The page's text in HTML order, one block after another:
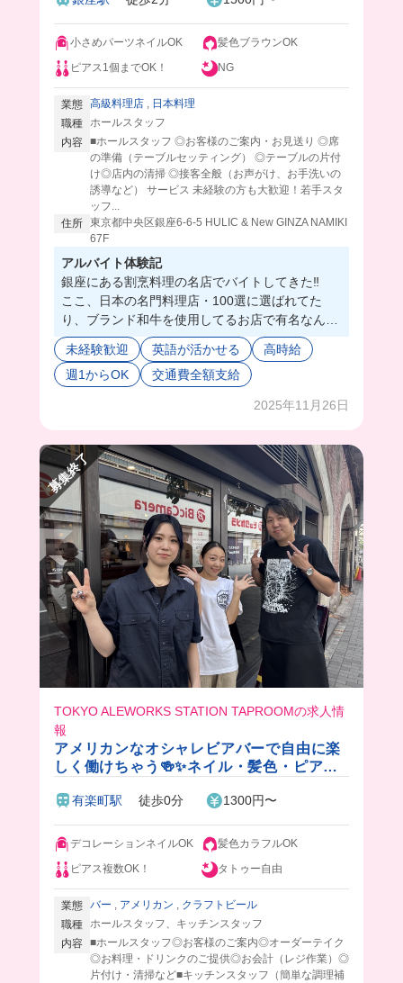
小さめパーツネイルOK
髪色ブラウンOK
ピアス1個までOK！
NG
業態 高級料理店
日本料理
職種
ホールスタッフ
内容 ■ホールスタッフ ◎お客様のご案内・お見送り ◎席
の準備（テーブルセッティング） ◎テーブルの片付
け◎店内の清掃 ◎接客全般（お声がけ、お手洗いの
誘導など） サービス 未経験の方も大歓迎！若手スタ
ッフ...
住所 東京都中央区銀座6-6-5 HULIC & New GINZA NAMIKI
67F
アルバイト体験記
銀座にある割烹料理の名店でバイトしてきた‼️
ここ、日本の名門料理店・100選に選ばれてた
り、ブランド和牛を使用してるお店で有名なんだ
って❣️🤤
店内も高級感あふれる感じで、コースのお客様が
ほとんどだから、落ち着いて接客ができそう🥺
から、初心者さんでも安心して高級店デビューが
まかないは日替わりなんだけど、今回は絶品の丼
が食べれちゃった🤭
みんなも応募してみてね❗️🥰
未経験歓迎 英語が活かせる
高時給
週1からOK
交通費全額支給
2025年11月26日
募集終了
TOKYO ALEWORKS STATION TAPROOMの求人情
報
アメリカンなオシャレビアバーで自由に楽
しく働けちゃう🍻✨ネイル・髪色・ピアス
有楽町駅 徒歩0分 1300円〜
デコレーションネイルOK
髪色カラフルOK
ピアス複数OK！
タトゥー自由
業態 バー アメリカン
クラフトビール
職種
ホールスタッフ、キッチンスタッフ
内容 ■ホールスタッフ◎お客様のご案内◎オーダーテイク
◎お料理・ドリンクのご提供◎お会計（レジ作業）◎
片付け・清掃など■キッチンスタッフ（簡単な調理補